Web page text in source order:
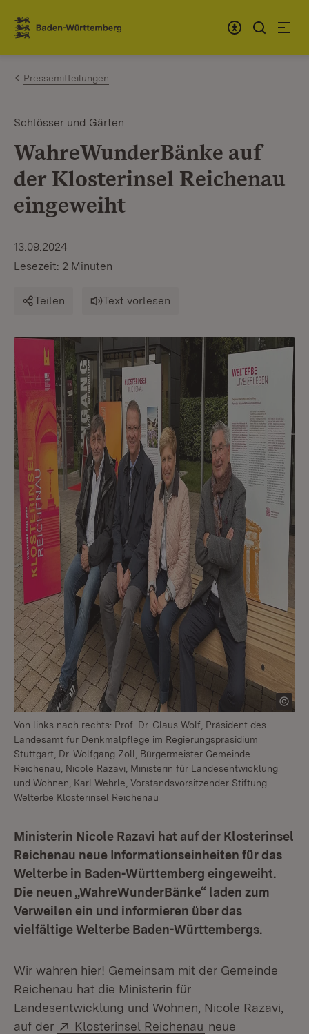
Zum Inhalt springen
Link zur Startseite
Pressemitteilungen
Schlösser und Gärten
WahreWunderBänke auf
der Klosterinsel Reichenau
eingeweiht
13.09.2024
Lesezeit: 2 Minuten
Teilen Text vorlesen
Von links nach rechts: Prof. Dr. Claus Wolf, Präsident des
Landesamt für Denkmalpflege im Regierungspräsidium
Stuttgart, Dr. Wolfgang Zoll, Bürgermeister Gemeinde
Reichenau, Nicole Razavi, Ministerin für Landesentwicklung
und Wohnen, Karl Wehrle, Vorstandsvorsitzender Stiftung
Welterbe Klosterinsel Reichenau
Ministerin Nicole Razavi hat auf der Klosterinsel
Reichenau neue Informationseinheiten für das
Welterbe in Baden-Württemberg eingeweiht.
Die neuen „WahreWunderBänke“ laden zum
Verweilen ein und informieren über das
vielfältige Welterbe Baden-Württembergs.
Wir wahren hier! Gemeinsam mit der Gemeinde
Reichenau hat die Ministerin für
Landesentwicklung und Wohnen, Nicole Razavi,
auf der
Extern:
Klosterinsel Reichenau (Öffnet in neuem
neue